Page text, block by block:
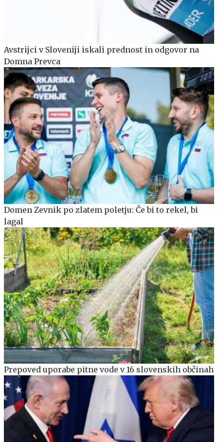
Avstrijci v Sloveniji iskali prednost in odgovor na
Domna Prevca
Domen Zevnik po zlatem poletju: Če bi to rekel, bi
lagal
Prepoved uporabe pitne vode v 16 slovenskih občinah